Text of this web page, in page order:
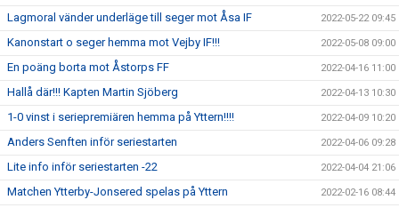
Lagmoral vänder underläge till seger mot Åsa IF 2022-05-22 09:45
Kanonstart o seger hemma mot Vejby IF!!! 2022-05-08 09:00
En poäng borta mot Åstorps FF 2022-04-16 11:00
Hallå där!!! Kapten Martin Sjöberg 2022-04-13 10:30
1-0 vinst i seriepremiären hemma på Yttern!!!! 2022-04-09 10:20
Anders Senften inför seriestarten 2022-04-06 09:28
Lite info inför seriestarten -22 2022-04-04 21:06
Matchen Ytterby-Jonsered spelas på Yttern 2022-02-16 08:44